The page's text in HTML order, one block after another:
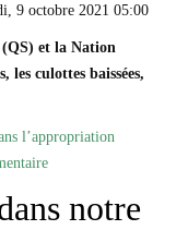
9 octobre 2021 05:00
(QS) et la Nation
les culottes baissées,
l’appropriation
notre